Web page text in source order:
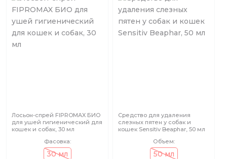
Лосьон-спрей FIPROMAX БИО
для ушей гигиенический для
кошек и собак, 30 мл
Фасовка:
30 мл
Средство для удаления
слезных пятен у собак и
кошек Sensitiv Beaphar, 50 мл
Объем:
50 мл